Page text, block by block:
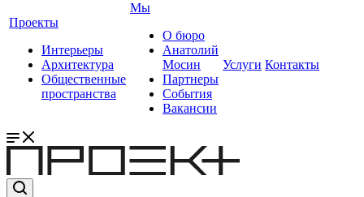
Проекты
Интерьеры
Архитектура
Общественные
пространства
Мы
О бюро
Анатолий
Мосин
Партнеры
События
Вакансии
Услуги Контакты